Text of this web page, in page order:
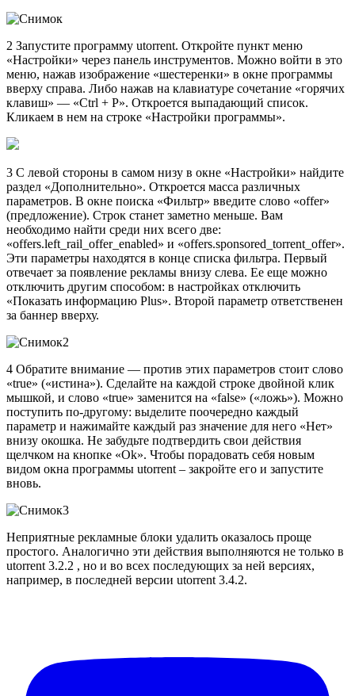
2 Запустите программу utorrent. Откройте пункт меню
«Настройки» через панель инструментов. Можно войти в это
меню, нажав изображение «шестеренки» в окне программы
вверху справа. Либо нажав на клавиатуре сочетание «горячих
клавиш» — «Ctrl + P». Откроется выпадающий список.
Кликаем в нем на строке «Настройки программы».
3 С левой стороны в самом низу в окне «Настройки» найдите
раздел «Дополнительно». Откроется масса различных
параметров. В окне поиска «Фильтр» введите слово «offer»
(предложение). Строк станет заметно меньше. Вам
необходимо найти среди них всего две:
«offers.left_rail_offer_enabled» и «offers.sponsored_torrent_offer».
Эти параметры находятся в конце списка фильтра. Первый
отвечает за появление рекламы внизу слева. Ее еще можно
отключить другим способом: в настройках отключить
«Показать информацию Plus». Второй параметр ответственен
за баннер вверху.
4 Обратите внимание — против этих параметров стоит слово
«true» («истина»). Сделайте на каждой строке двойной клик
мышкой, и слово «true» заменится на «false» («ложь»). Можно
поступить по-другому: выделите поочередно каждый
параметр и нажимайте каждый раз значение для него «Нет»
внизу окошка. Не забудьте подтвердить свои действия
щелчком на кнопке «Ok». Чтобы порадовать себя новым
видом окна программы utorrent – закройте его и запустите
вновь.
Неприятные рекламные блоки удалить оказалось проще
простого. Аналогично эти действия выполняются не только в
utorrent 3.2.2 , но и во всех последующих за ней версиях,
например, в последней версии utorrent 3.4.2.